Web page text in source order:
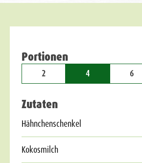
Portionen
2 4 6
Zutaten
Hähnchenschenkel
Kokosmilch